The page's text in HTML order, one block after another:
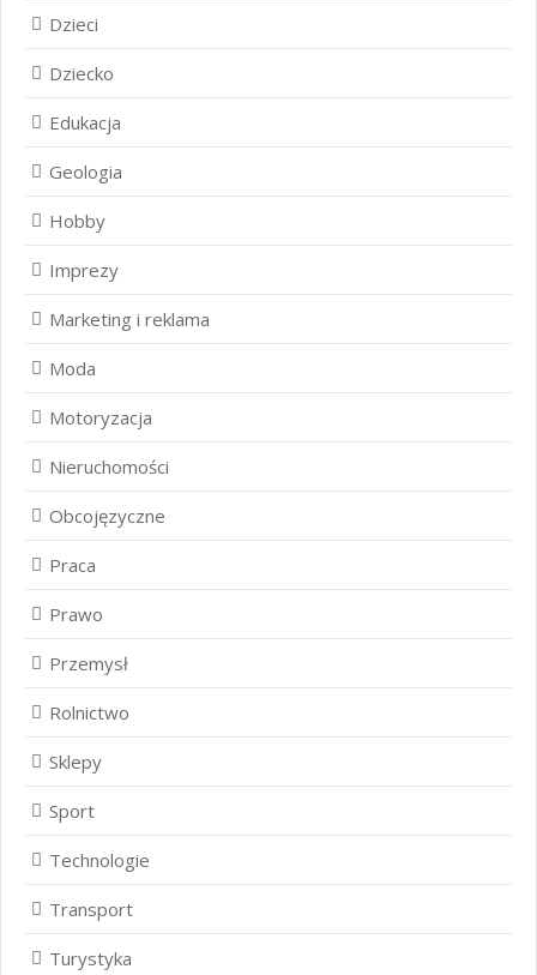
Dzieci
Dziecko
Edukacja
Geologia
Hobby
Imprezy
Marketing i reklama
Moda
Motoryzacja
Nieruchomości
Obcojęzyczne
Praca
Prawo
Przemysł
Rolnictwo
Sklepy
Sport
Technologie
Transport
Turystyka